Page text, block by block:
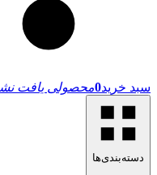
سبد خرید0محصولی یافت
دسته‌بندی‌ها